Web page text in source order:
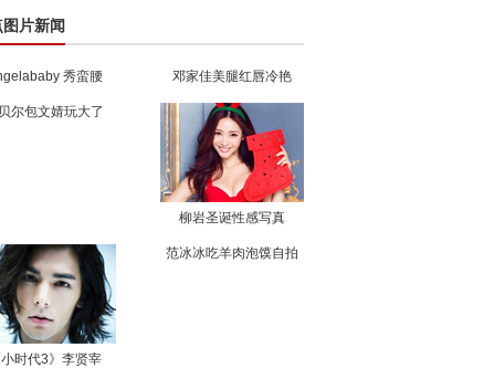
片新闻
秀蛮腰 邓家佳美腿红唇冷艳
尔包文婧玩大了
柳岩圣诞性感写真
小时代3》李贤宰
范冰冰吃羊肉泡馍自拍